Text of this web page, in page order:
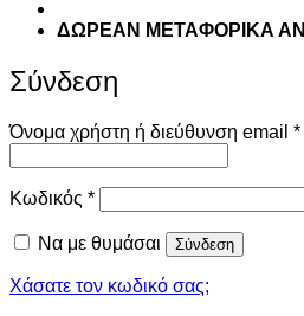
ΔΩΡΕΑΝ ΜΕΤΑΦΟΡΙΚΑ
Σύνδεση
Όνομα χρήστη ή διεύθυνση email *
Κωδικός *Απαιτείται
Να με θυμάσαι Σύνδεση
Χάσατε τον κωδικό σας;